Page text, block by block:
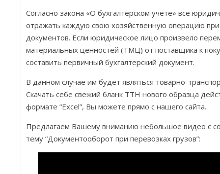
Согласно закона «О бухгалтерском учете» все
отражать каждую свою хозяйственную операцию
документов. Если юридическое лицо произвело
материальных ценностей (ТМЦ) от поставщика к
составить первичный бухгалтерский документ.
В данном случае им будет являться товарно-
Скачать себе свежий бланк ТТН нового образца
формате “Excel”, Вы можете прямо с нашего сайта.
Предлагаем Вашему вниманию небольшое видео с
тему “Документооборот при перевозках грузов”: